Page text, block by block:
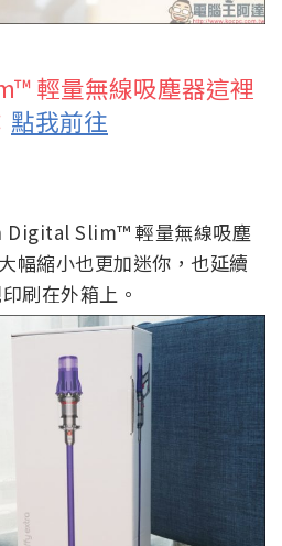
輕量無線吸塵器這裡
點我前往
Digital Slim™ 輕量無線吸塵
幅縮小也更加迷你，也延續
刷在外箱上。